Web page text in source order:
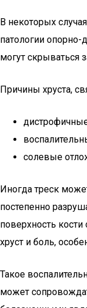
В некоторых
патологии опорно-
могут скрываться
Причины хруста,
солевые
Иногда треск
постепенно
поверхность кости
хруст и боль,
Такое
может